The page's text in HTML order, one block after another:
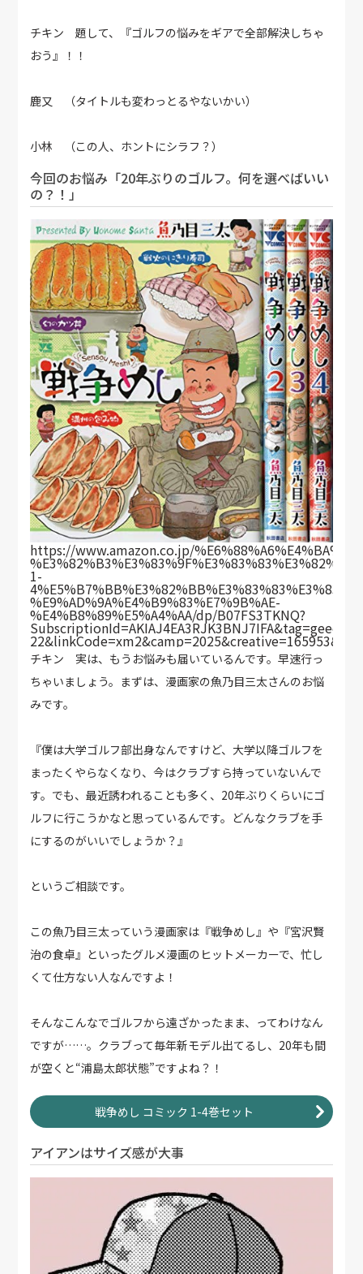
チキン 題して、『ゴルフの悩みをギアで全部解決しちゃ
おう』！！
鹿又 （タイトルも変わっとるやないかい）
小林 （この人、ホントにシラフ？）
今回のお悩み「20年ぶりのゴルフ。何を選べばいい
の？！」
https://www.amazon.co.jp/
%E3%82%B3%E3%83%9F%E3%83%83%E3%82%AF-
1-
%E9%AD%9A%E4%B9%83%E7%9B%AE-
%E4%B8%89%E5%A4%AA/dp/B07FS3TKNQ?
SubscriptionId=AKIAJ4EA3RJK3BNJ7IFA&tag=geechs-
チキン 実は、もうお悩みも届いているんです。早速行っ
ちゃいましょう。まずは、漫画家の魚乃目三太さんのお悩
みです。
『僕は大学ゴルフ部出身なんですけど、大学以降ゴルフを
まったくやらなくなり、今はクラブすら持っていないんで
す。でも、最近誘われることも多く、20年ぶりくらいにゴ
ルフに行こうかなと思っているんです。どんなクラブを手
にするのがいいでしょうか？』
というご相談です。
この魚乃目三太っていう漫画家は『戦争めし』や『宮沢賢
治の食卓』といったグルメ漫画のヒットメーカーで、忙し
くて仕方ない人なんですよ！
そんなこんなでゴルフから遠ざかったまま、ってわけなん
ですが……。クラブって毎年新モデル出てるし、20年も間
が空くと“浦島太郎状態”ですよね？！
戦争めし コミック 1-4巻セット
アイアンはサイズ感が大事